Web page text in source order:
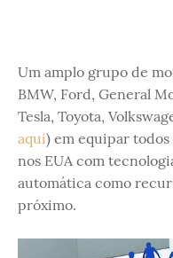
Um amplo grupo de
BMW, Ford, General
Tesla, Toyota,
aqui) em equipar todos
nos EUA com
automática como
próximo.